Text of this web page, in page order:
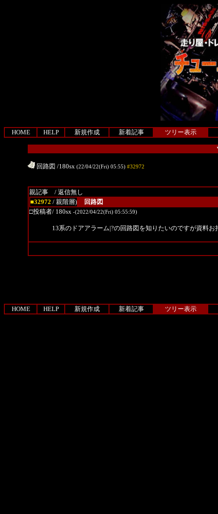
HOME HELP 新規作成 新着記事 ツリー表示
回路図 /180sx (22/04/22(Fri) 05:55) #32972
親記事 / 返信無し
■32972 / 親階層)
回路図
□投稿者/ 180sx -(2022/04/22(Fri) 05:55:59)
13系のドアアラーム|?の回路図を知りたいのですが資料お
HOME HELP 新規作成 新着記事 ツリー表示